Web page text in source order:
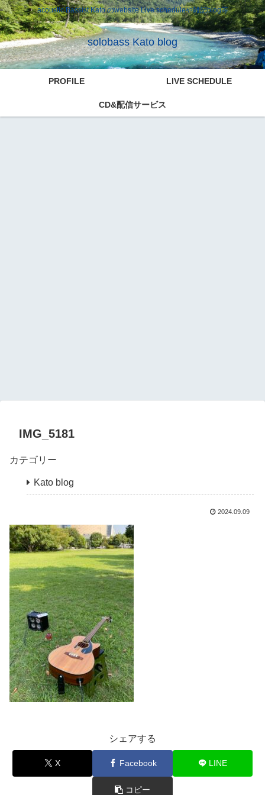
acoustic Bassist Kato のwebsite Live scheduleや雑記blog等
solobass Kato blog
PROFILE LIVE SCHEDULE
CD&配信サービス
IMG_5181
カテゴリー
Kato blog
2024.09.09
シェアする
X Facebook LINE
コピー